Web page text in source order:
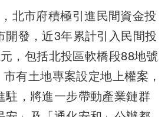
市府積極引進民間資金投
開發，近3年累計引入民間投
，包括北投區軟橋段88地號
市有土地專案設定地上權案，
駐，將進一步帶動產業鏈群